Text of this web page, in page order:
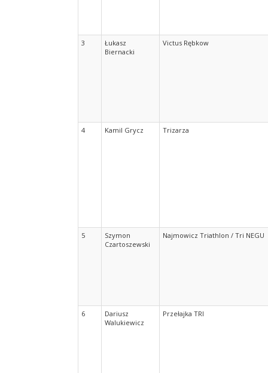
3
Łukasz
Biernacki
Victus Rębkow
4 Kamil Grycz Trizarza
5
Szymon
Czartoszewski
Najmowicz Triathlon / Tri NEGU
6
Dariusz
Walukiewicz
Przełajka TRI